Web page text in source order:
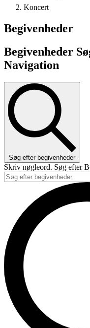
Koncert
Begivenheder
Begivenheder
Navigation
Søg efter begivenheder
Skriv nøgleord. Søg efter